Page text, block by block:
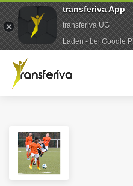
transferiva App
transferiva UG
Laden - bei Google